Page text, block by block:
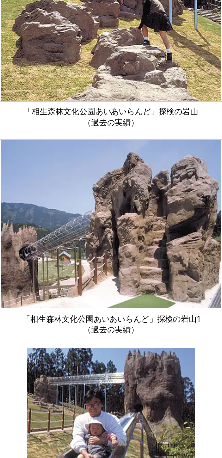
「相生森林文化公園あいあいらんど」探検の岩山
（過去の実績）
「相生森林文化公園あいあいらんど」探検の岩山1
（過去の実績）